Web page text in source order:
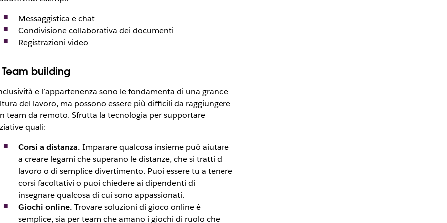
Messaggistica e chat
Condivisione collaborativa dei documenti
Registrazioni video
Team building
e l’appartenenza sono le fondamenta di una grande
del lavoro, ma possono essere più difficili da raggiungere
team da remoto. Sfrutta la tecnologia per supportare
quali:
Corsi a distanza. Imparare qualcosa insieme può aiutare
a creare legami che superano le distanze, che si tratti di
lavoro o di semplice divertimento. Puoi essere tu a tenere
corsi facoltativi o puoi chiedere ai dipendenti di
insegnare qualcosa di cui sono appassionati.
Giochi online. Trovare soluzioni di gioco online è
semplice, sia per team che amano i giochi di ruolo che